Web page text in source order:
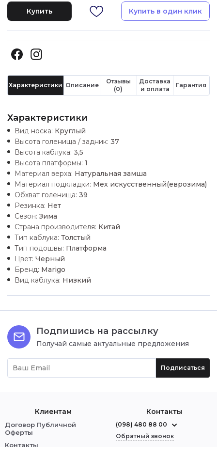
Купить Купить в один клик
Характеристики Описание
Отзывы
(0)
Доставка
и оплата
Гарантия
Характеристики
Вид носка: Круглый
Высота голенища / задник: 37
Высота каблука: 3,5
Высота платформы: 1
Материал верха: Натуральная замша
Материал подкладки: Мех искусственный(еврозима)
Обхват голенища: 39
Резинка: Нет
Сезон: Зима
Страна производителя: Китай
Тип каблука: Толстый
Тип подошвы: Платформа
Цвет: Черный
Бренд: Marigo
Вид каблука: Низкий
Подпишись на рассылку
Получай самые актуальные предложения
Подписаться
Клиентам
Договор Публичной
Оферты
Контакты
Контакты
(098) 480 88 00
Обратный звонок